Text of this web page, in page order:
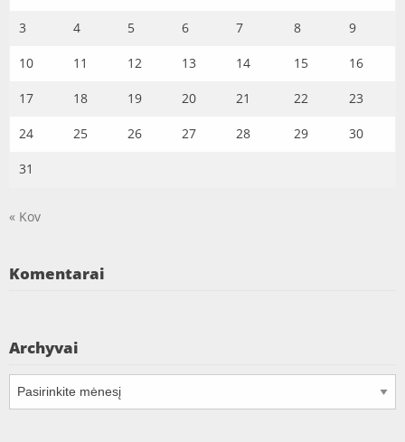
3 4 5 6 7 8 9
10 11 12 13 14 15 16
17 18 19 20 21 22 23
24 25 26 27 28 29 30
31
« Kov
Komentarai
Archyvai
Archyvai